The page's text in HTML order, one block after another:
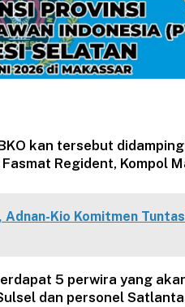
kan tersebut
Regident, Kompol
Adnan-Kio Komitmen
5 perwira yang
dan personel